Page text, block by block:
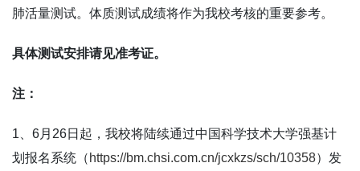
肺活量测试。体质测试成绩将作为我校考核的重要参考。
具体测试安排请见准考证。
注：
1 6月 26日起，我校将陆续通过中国科学技术大学强基计
划报名系统（ https://bm.chsi.com.cn/jcxkzs/sch/10358）发